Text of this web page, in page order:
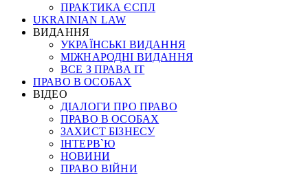
ПРАКТИКА ЄСПЛ
UKRAINIAN LAW
ВИДАННЯ
УКРАЇНСЬКІ ВИДАННЯ
МІЖНАРОДНІ ВИДАННЯ
ВСЕ З ПРАВА ІТ
ПРАВО В ОСОБАХ
ВІДЕО
ДІАЛОГИ ПРО ПРАВО
ПРАВО В ОСОБАХ
ЗАХИСТ БІЗНЕСУ
ІНТЕРВ`Ю
НОВИНИ
ПРАВО ВІЙНИ